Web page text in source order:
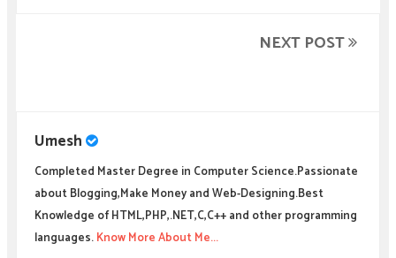
NEXT POST
Umesh
Completed Master Degree in Computer Science.Passionate
about Blogging,Make Money and Web-Designing.Best
Knowledge of HTML,PHP,.NET,C,C++ and other programming
languages.Know More About Me...